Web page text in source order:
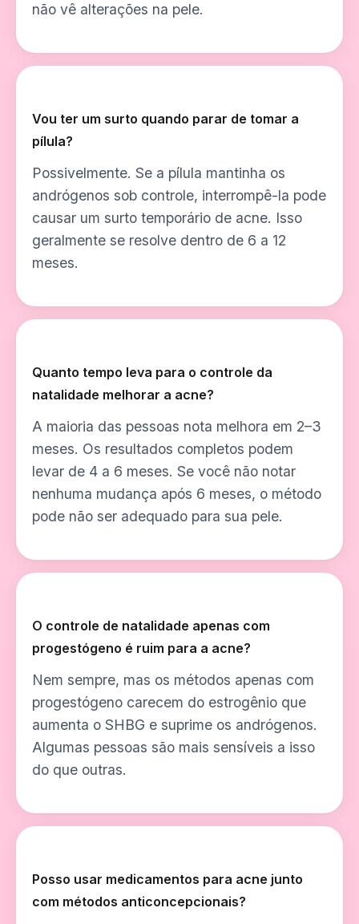
não vê alterações na pele.
Vou ter um surto quando parar de tomar a
pílula?
Possivelmente. Se a pílula mantinha os
andrógenos sob controle, interrompê-la pode
causar um surto temporário de acne. Isso
geralmente se resolve dentro de 6 a 12
meses.
Quanto tempo leva para o controle da
natalidade melhorar a acne?
A maioria das pessoas nota melhora em 2–3
meses. Os resultados completos podem
levar de 4 a 6 meses. Se você não notar
nenhuma mudança após 6 meses, o método
pode não ser adequado para sua pele.
O controle de natalidade apenas com
progestógeno é ruim para a acne?
Nem sempre, mas os métodos apenas com
progestógeno carecem do estrogênio que
aumenta o SHBG e suprime os andrógenos.
Algumas pessoas são mais sensíveis a isso
do que outras.
Posso usar medicamentos para acne junto
com métodos anticoncepcionais?